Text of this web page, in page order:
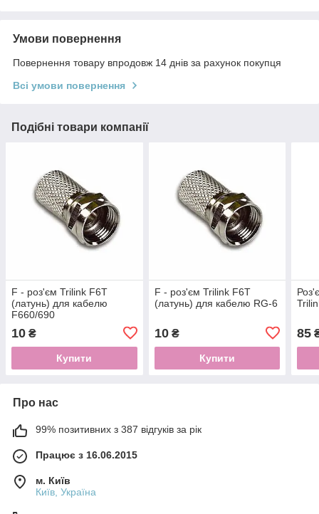
Умови повернення
Повернення товару впродовж 14 днів за рахунок покупця
Всі умови повернення
Подібні товари компанії
F - роз'єм Trilink F6T
(латунь) для кабелю
F660/690
10 ₴
Купити
F - роз'єм Trilink F6T
(латунь) для кабелю RG-6
10₴
Купити
85
Про нас
99% позитивних з 387 відгуків за рік
Працює з 16.06.2015
м. Київ
Київ, Україна